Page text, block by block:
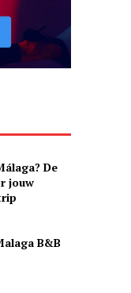
De
jouw
B&B